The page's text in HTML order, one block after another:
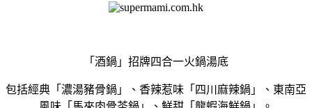
「酒鍋」招牌四合一火鍋湯底
包括經典「濃湯豬骨鍋」、香辣惹味「四川麻辣鍋」、東南亞